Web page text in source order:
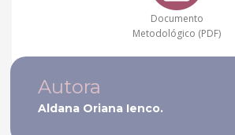
Documento
Metodológico (PDF)
Autora
Aldana Oriana Ienco.